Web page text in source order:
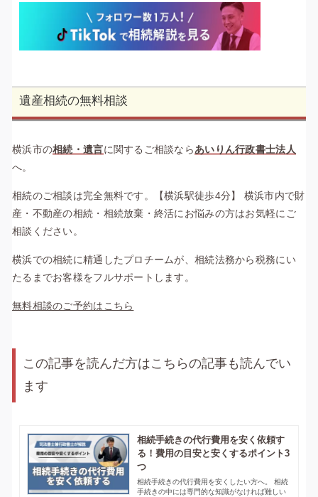
遺産相続の無料相談
横浜市の相続・遺言に関するご相談ならあいりん行政書士法人
へ。
相続のご相談は完全無料です。【横浜駅徒歩4分】 横浜市内で財
産・不動産の相続・相続放棄・終活にお悩みの方はお気軽にご
相談ください。
横浜での相続に精通したプロチームが、相続法務から税務にい
たるまでお客様をフルサポートします。
無料相談のご予約はこちら
この記事を読んだ方はこちらの記事も読んでい
ます
相続手続きの代行費用を安く依頼す
る！費用の目安と安くするポイント3
つ
相続手続きの代行費用を安くしたい方へ。 相続
手続きの中には専門的な知識がなければ難しい